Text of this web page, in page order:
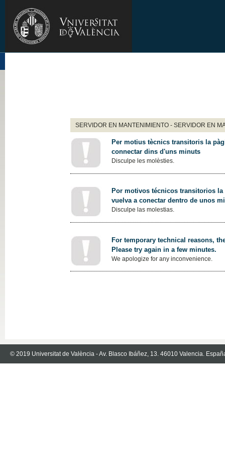
SERVIDOR EN MANTENIMIENTO - SERVIDOR EN
Per motius tècnics transitoris la
connectar dins d'uns minuts
Disculpe les molèsties.
Por motivos técnicos transitorios
vuelva a conectar dentro de unos
Disculpe las molestias.
For temporary technical reasons,
Please try again in a few minutes.
We apologize for any inconvenience.
© 2019 Universitat de València - Av. Blasco Ibáñez, 13. 46010 Valencia.